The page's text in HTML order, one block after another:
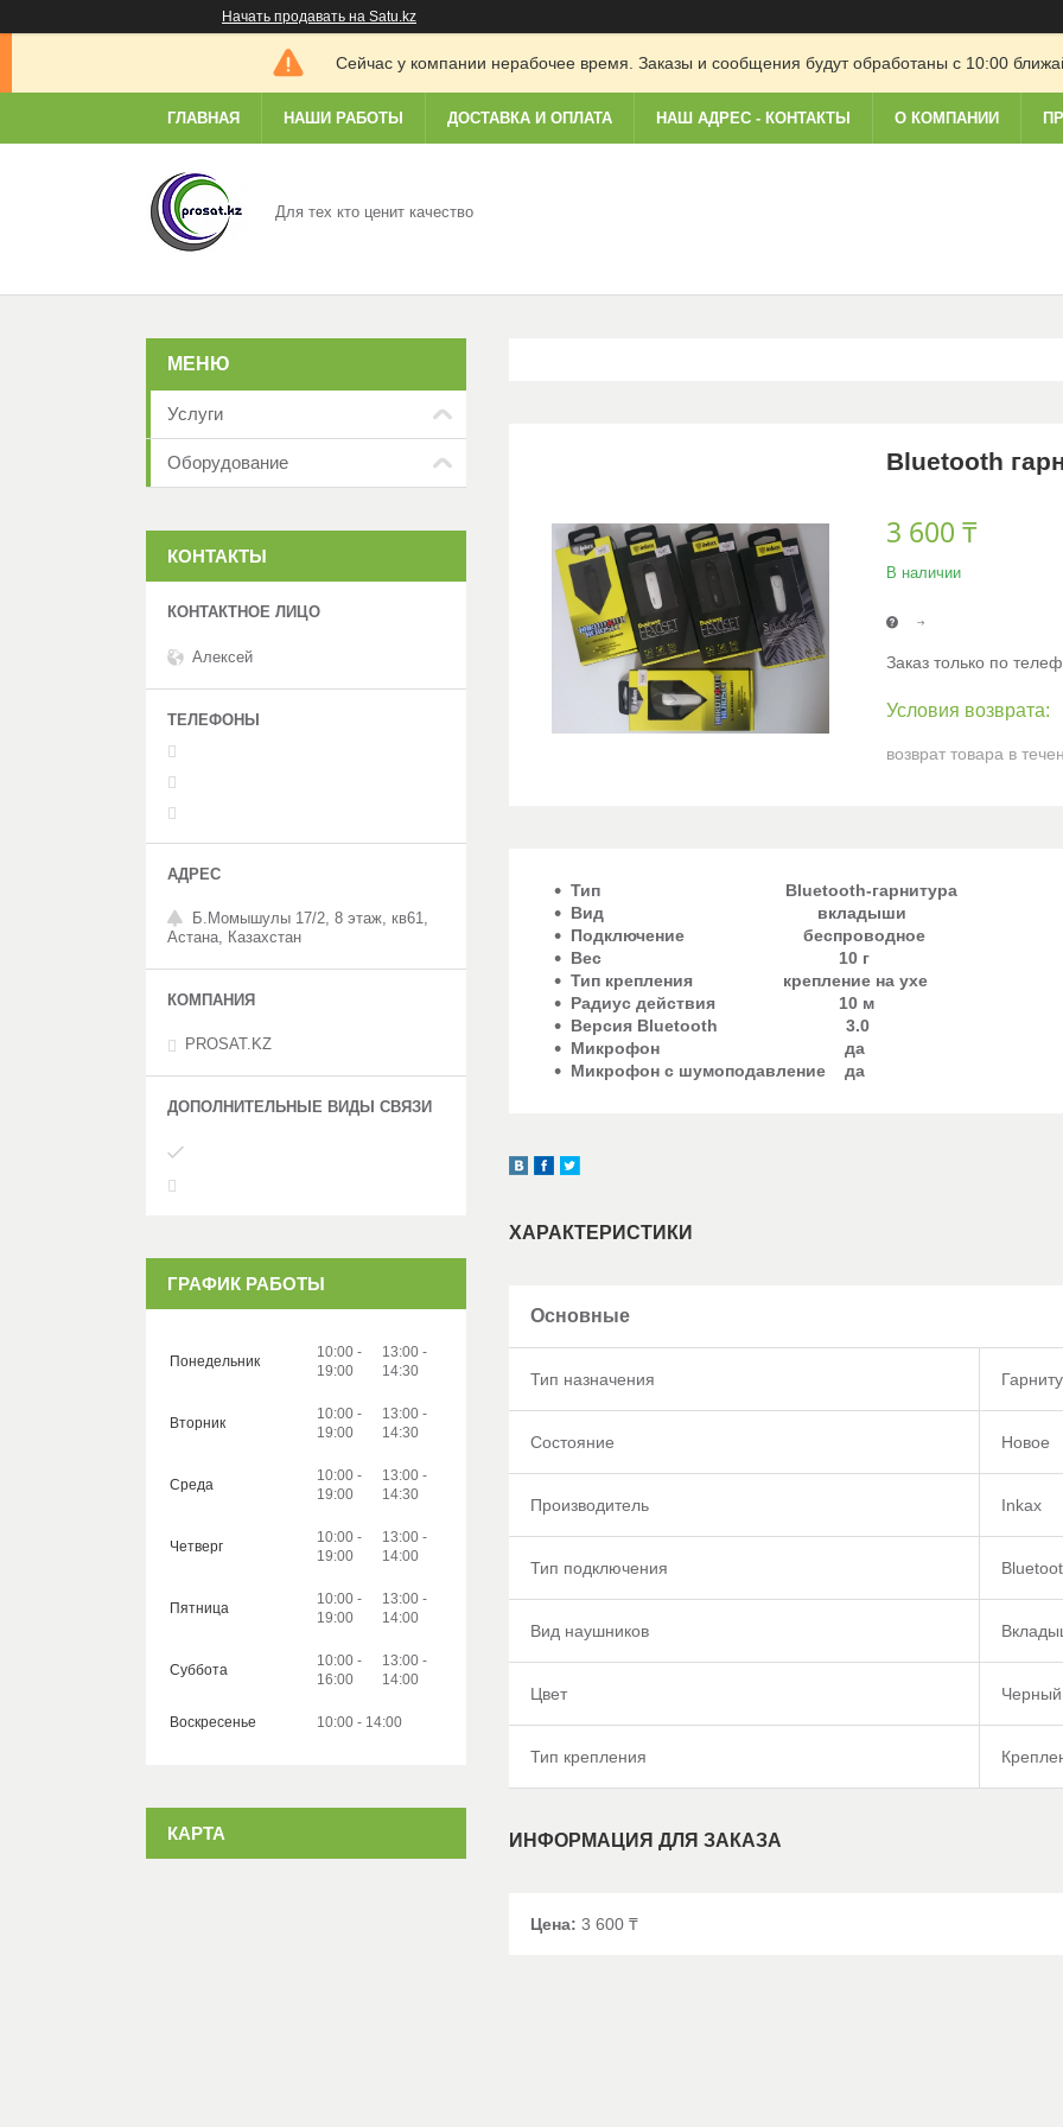
Начать продавать на Satu.kz
Сейчас у компании нерабочее время. Заказы и сообщения будут обработаны с 10:00
ГЛАВНАЯ НАШИ РАБОТЫ ДОСТАВКА И ОПЛАТА НАШ АДРЕС - КОНТАКТЫ О КОМПАНИИ
Для тех кто ценит качество
Bluetooth
3 600 ₸
В наличии
Заказ только по
возврат товара в
Тип Bluetooth-гарнитура
Вид
вкладыши
Подключение
беспроводное
Вес
10 г
Тип крепления крепление на ухе
Радиус действия 10 м
Версия Bluetooth
3.0
Микрофон
да
Микрофон с шумоподавление да
ХАРАКТЕРИСТИКИ
Основные
Тип назначения
Состояние Новое
Производитель Inkax
Тип подключения
Вид наушников
Цвет Черный
Тип крепления
ИНФОРМАЦИЯ ДЛЯ ЗАКАЗА
Цена: 3 600 ₸
Услуги
Оборудование
КОНТАКТЫ
Алексей
Б.Момышулы 17/2, 8 этаж, кв61,
Астана, Казахстан
PROSAT.KZ
ГРАФИК РАБОТЫ
Понедельник
10:00
19:00
13:00
14:30
Вторник
10:00
19:00
13:00
14:30
Среда
10:00
19:00
13:00
14:30
Четверг
10:00
19:00
13:00
14:00
Пятница
10:00
19:00
13:00
14:00
Суббота
10:00
16:00
13:00
14:00
Воскресенье 10:00 14:00
КАРТА